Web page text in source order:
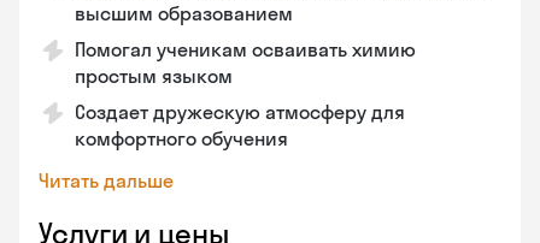
высшим образованием
Помогал ученикам осваивать химию
простым языком
Создает дружескую атмосферу для
комфортного обучения
Читать дальше
Услуги и цены